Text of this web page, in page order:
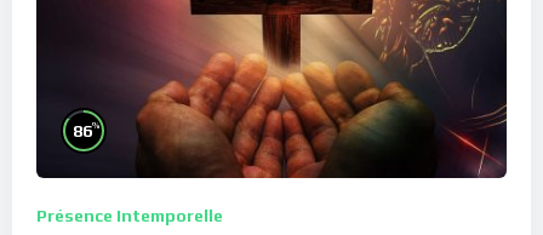
86%
Présence Intemporelle